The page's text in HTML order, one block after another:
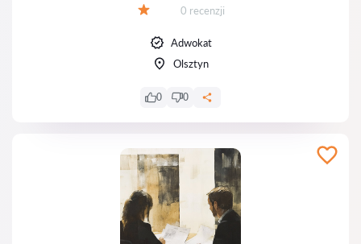
Recenzji:
0 recenzji
Adwokat
Olsztyn
0 0